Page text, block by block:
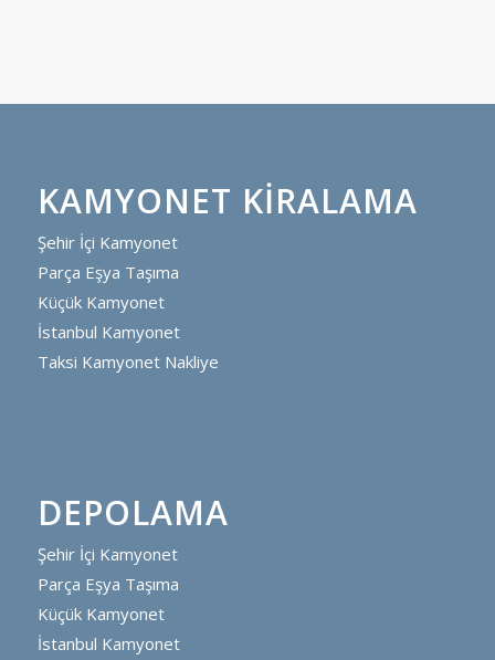
KAMYONET KIRALAMA
Şehir İçi Kamyonet
Parça Eşya Taşıma
Küçük Kamyonet
İstanbul Kamyonet
Taksi Kamyonet Nakliye
DEPOLAMA
Şehir İçi Kamyonet
Parça Eşya Taşıma
Küçük Kamyonet
İstanbul Kamyonet